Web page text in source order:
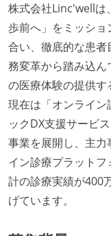
株式会社Linc'wellは
歩前へ」をミッショ
合い、徹底的な患
務変革から踏み込
の医療体験の提供す
現在は「オンライ
ックDX支援サービ
事業を展開し、主
イン診療プラット
計の診療実績が400
げています。